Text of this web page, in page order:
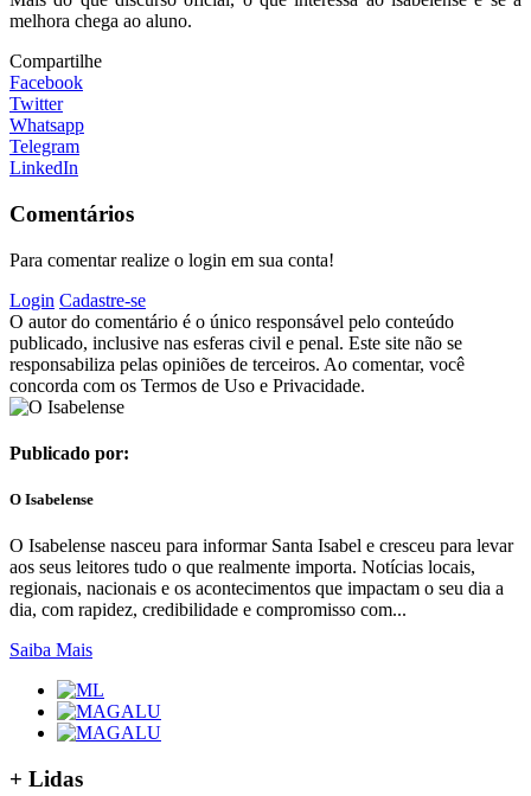
melhora chega ao aluno.
Compartilhe
Facebook
Twitter
Whatsapp
Telegram
LinkedIn
Comentários
Para comentar realize o login em sua conta!
Login Cadastre-se
O autor do comentário é o único responsável pelo conteúdo
publicado, inclusive nas esferas civil e penal. Este site não se
responsabiliza pelas opiniões de terceiros. Ao comentar, você
concorda com os Termos de Uso e Privacidade.
Publicado por:
O Isabelense
O Isabelense nasceu para informar Santa Isabel e cresceu para levar
aos seus leitores tudo o que realmente importa. Notícias locais,
regionais, nacionais e os acontecimentos que impactam o seu dia a
dia, com rapidez, credibilidade e compromisso com...
Saiba Mais
+ Lidas